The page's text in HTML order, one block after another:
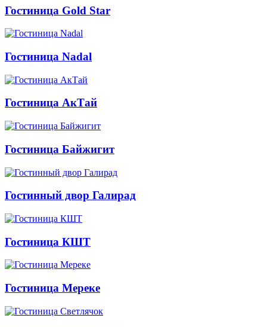
Гостиница Gold Star
Гостиница Nadal
Гостиница АкТай
Гостиница Байжигит
Гостинный двор Галирад
Гостиница КШТ
Гостиница Мереке